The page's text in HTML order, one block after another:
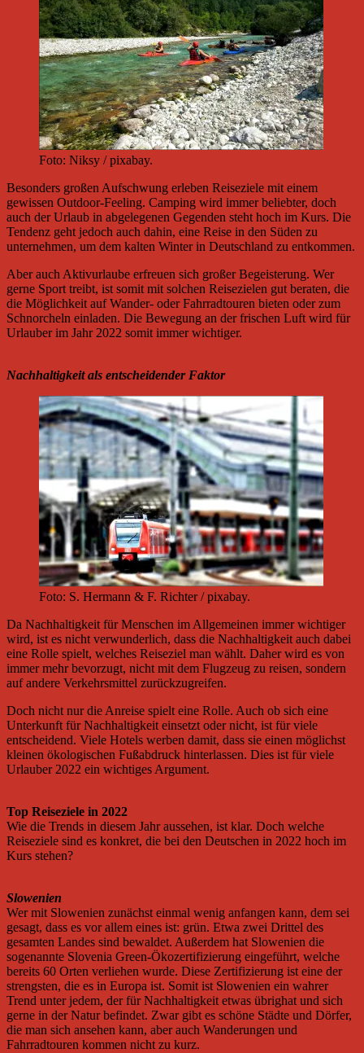
Foto: Niksy / pixabay.
Besonders großen Aufschwung erleben Reiseziele mit einem
gewissen Outdoor-Feeling. Camping wird immer beliebter, doch
auch der Urlaub in abgelegenen Gegenden steht hoch im Kurs. Die
Tendenz geht jedoch auch dahin, eine Reise in den Süden zu
unternehmen, um dem kalten Winter in Deutschland zu entkommen.
Aber auch Aktivurlaube erfreuen sich großer Begeisterung. Wer
gerne Sport treibt, ist somit mit solchen Reisezielen gut beraten, die
die Möglichkeit auf Wander- oder Fahrradtouren bieten oder zum
Schnorcheln einladen. Die Bewegung an der frischen Luft wird für
Urlauber im Jahr 2022 somit immer wichtiger.
Nachhaltigkeit als entscheidender Faktor
Foto: S. Hermann & F. Richter / pixabay.
Da Nachhaltigkeit für Menschen im Allgemeinen immer wichtiger
wird, ist es nicht verwunderlich, dass die Nachhaltigkeit auch dabei
eine Rolle spielt, welches Reiseziel man wählt. Daher wird es von
immer mehr bevorzugt, nicht mit dem Flugzeug zu reisen, sondern
auf andere Verkehrsmittel zurückzugreifen.
Doch nicht nur die Anreise spielt eine Rolle. Auch ob sich eine
Unterkunft für Nachhaltigkeit einsetzt oder nicht, ist für viele
entscheidend. Viele Hotels werben damit, dass sie einen möglichst
kleinen ökologischen Fußabdruck hinterlassen. Dies ist für viele
Urlauber 2022 ein wichtiges Argument.
Top Reiseziele in 2022
Wie die Trends in diesem Jahr aussehen, ist klar. Doch welche
Reiseziele sind es konkret, die bei den Deutschen in 2022 hoch im
Kurs stehen?
Slowenien
Wer mit Slowenien zunächst einmal wenig anfangen kann, dem sei
gesagt, dass es vor allem eines ist: grün. Etwa zwei Drittel des
gesamten Landes sind bewaldet. Außerdem hat Slowenien die
sogenannte Slovenia Green-Ökozertifizierung eingeführt, welche
bereits 60 Orten verliehen wurde. Diese Zertifizierung ist eine der
strengsten, die es in Europa ist. Somit ist Slowenien ein wahrer
Trend unter jedem, der für Nachhaltigkeit etwas übrighat und sich
gerne in der Natur befindet. Zwar gibt es schöne Städte und Dörfer,
die man sich ansehen kann, aber auch Wanderungen und
Fahrradtouren kommen nicht zu kurz.